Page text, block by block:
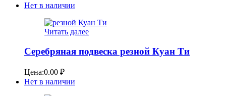
Нет в наличии
Читать далее
Серебряная подвеска резной Куан Ти
Цена:0.00 ₽
Нет в наличии